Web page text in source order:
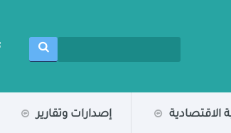
الاقتصادية إصدارات وتقارير